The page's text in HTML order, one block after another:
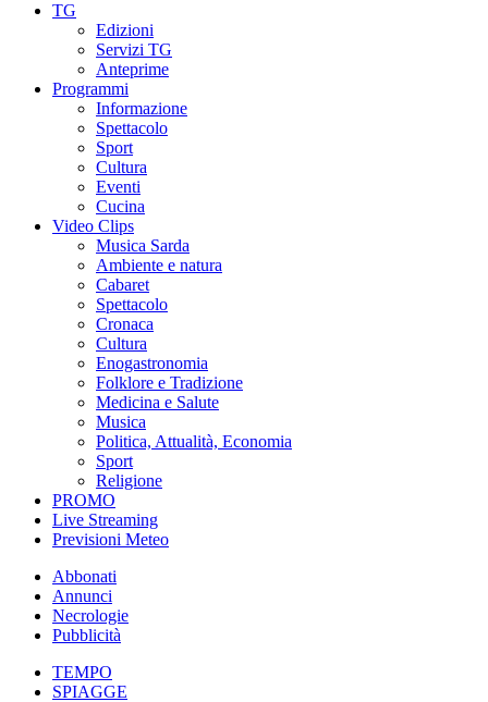
TG
Edizioni
Servizi TG
Anteprime
Programmi
Informazione
Spettacolo
Sport
Cultura
Eventi
Cucina
Video Clips
Musica Sarda
Ambiente e natura
Cabaret
Spettacolo
Cronaca
Cultura
Enogastronomia
Folklore e Tradizione
Medicina e Salute
Musica
Politica, Attualità, Economia
Sport
Religione
PROMO
Live Streaming
Previsioni Meteo
Abbonati
Annunci
Necrologie
Pubblicità
TEMPO
SPIAGGE